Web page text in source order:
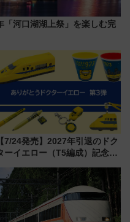
河口湖湖上祭」を楽しむ完
【7/24発売】2027年引退のドク
ーイエロー（T5編成）記念グ
送の目覚まし時計など通販・販
店舗まとめ